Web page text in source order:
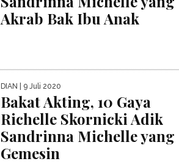
Akrab Bak Ibu Anak
DIAN | 9 Juli 2020
Bakat Akting, 10 Gaya
Richelle Skornicki Adik
Sandrinna Michelle yang
Gemesin